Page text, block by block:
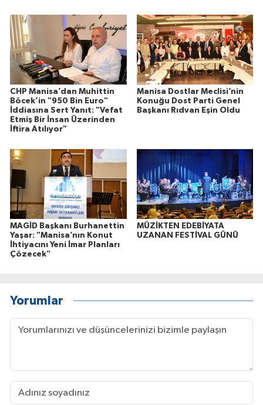
CHP Manisa’dan Muhittin
Böcek’in "950 Bin Euro"
İddiasına Sert Yanıt: "Vefat
Etmiş Bir İnsan Üzerinden
İftira Atılıyor"
Manisa Dostlar Meclisi’nin
Konuğu Dost Parti Genel
Başkanı Rıdvan Eşin Oldu
MAGİD Başkanı Burhanettin
Yaşar: "Manisa’nın Konut
İhtiyacını Yeni İmar Planları
Çözecek"
MÜZİKTEN EDEBİYATA
UZANAN FESTİVAL GÜNÜ
Yorumlar